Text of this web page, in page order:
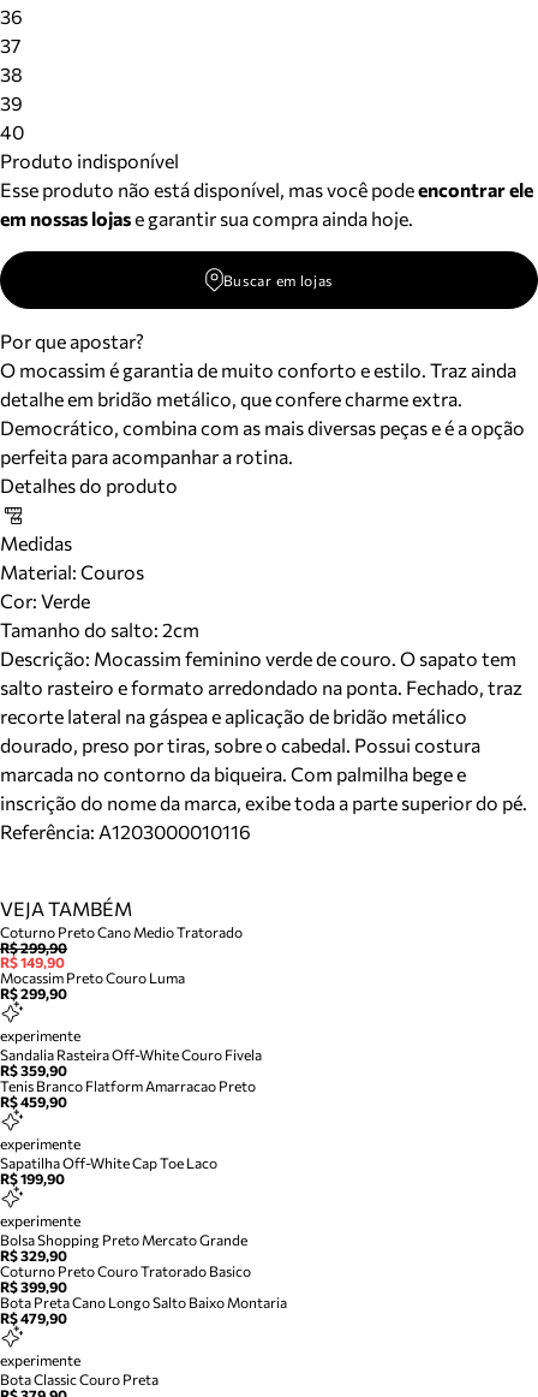
36
37
38
39
40
Produto indisponível
Esse produto não está disponível, mas você podeencontrar ele
em nossas lojase garantir sua compra ainda hoje.
Buscar em lojas
Por que apostar?
O mocassim é garantia de muito conforto e estilo. Traz ainda
detalhe em bridão metálico, que confere charme extra.
Democrático, combina com as mais diversas peças e é a opção
perfeita para acompanhar a rotina.
Detalhes do produto
Medidas
Material: Couros
Cor: Verde
Tamanho do salto: 2cm
Descrição: Mocassim feminino verde de couro. O sapato tem
salto rasteiro e formato arredondado na ponta. Fechado, traz
recorte lateral na gáspea e aplicação de bridão metálico
dourado, preso por tiras, sobre o cabedal. Possui costura
marcada no contorno da biqueira. Com palmilha bege e
inscrição do nome da marca, exibe toda a parte superior do pé.
Referência: A1203000010116
VEJA TAMBÉM
Coturno Preto Cano Medio Tratorado
R$ 299,90
R$ 149,90
Mocassim Preto Couro Luma
R$ 299,90
experimente
Sandalia Rasteira Off-White Couro Fivela
R$ 359,90
Tenis Branco Flatform Amarracao Preto
R$ 459,90
experimente
Sapatilha Off-White Cap Toe Laco
R$ 199,90
experimente
Bolsa Shopping Preto Mercato Grande
R$ 329,90
Coturno Preto Couro Tratorado Basico
R$ 399,90
Bota Preta Cano Longo Salto Baixo Montaria
R$ 479,90
experimente
Bota Classic Couro Preta